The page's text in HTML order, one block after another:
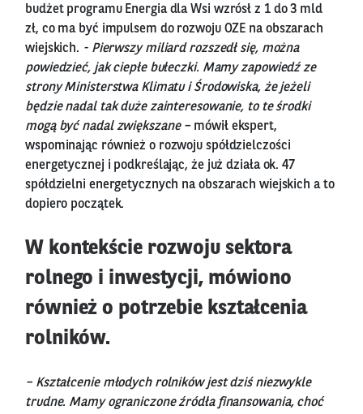
budżet programu Energia dla Wsi wzrósł z 1 do 3 mld
zł, co ma być impulsem do rozwoju OZE na obszarach
wiejskich. - Pierwszy miliard rozszedł się, można
powiedzieć, jak ciepłe bułeczki. Mamy zapowiedź ze
strony Ministerstwa Klimatu i Środowiska, że jeżeli
będzie nadal tak duże zainteresowanie, to te środki
mogą być nadal zwiększane – mówił ekspert,
wspominając również o rozwoju spółdzielczości
energetycznej i podkreślając, że już działa ok. 47
spółdzielni energetycznych na obszarach wiejskich a to
dopiero początek.
W kontekście rozwoju sektora
rolnego i inwestycji, mówiono
również o potrzebie kształcenia
rolników.
– Kształcenie młodych rolników jest dziś niezwykle
trudne. Mamy ograniczone źródła finansowania, choć